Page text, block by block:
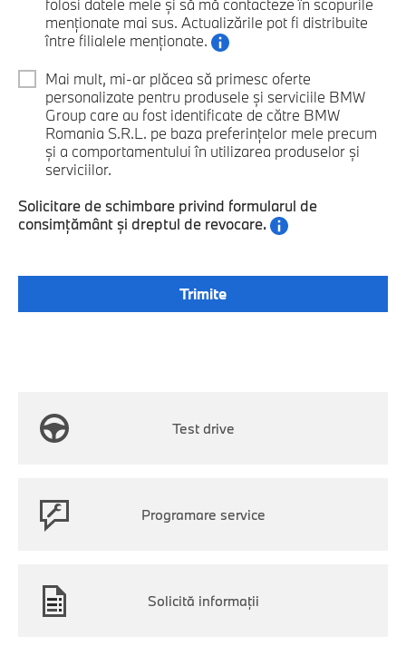
folosi datele mele și să mă contacteze în scopurile
menționate mai sus. Actualizările pot fi distribuite
între filialele menționate.
Mai mult, mi-ar plăcea să primesc oferte
personalizate pentru produsele și serviciile BMW
Group care au fost identificate de către BMW
Romania S.R.L. pe baza preferințelor mele precum
și a comportamentului în utilizarea produselor și
serviciilor.
Solicitare de schimbare privind formularul de
consimțământ și dreptul de revocare.
Test drive
Programare service
Solicită informaţii